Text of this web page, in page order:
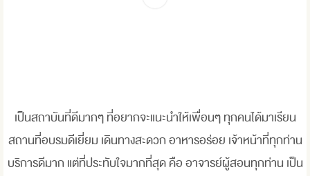
เป็นสถาบันที่ดีมากๆ ที่อยากจะแนะนำให้เพื่อนๆ ทุกคนได้มาเรียน
สถานที่อบรมดีเยี่ยม เดินทางสะดวก อาหารอร่อย เจ้าหน้าที่ทุกท่าน
บริการดีมาก แต่ที่ประทับใจมากที่สุด คือ อาจารย์ผู้สอนทุกท่าน เป็น